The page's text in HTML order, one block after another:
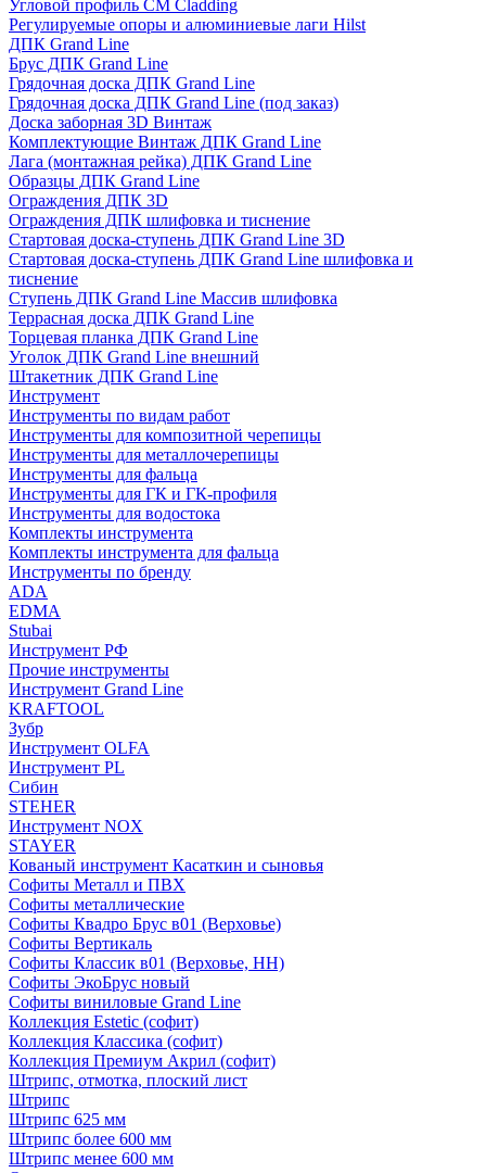
Угловой профиль CM Cladding
Регулируемые опоры и алюминиевые лаги Hilst
ДПК Grand Line
Брус ДПК Grand Line
Грядочная доска ДПК Grand Line
Грядочная доска ДПК Grand Line (под заказ)
Доска заборная 3D Винтаж
Комплектующие Винтаж ДПК Grand Line
Лага (монтажная рейка) ДПК Grand Line
Образцы ДПК Grand Line
Ограждения ДПК 3D
Ограждения ДПК шлифовка и тиснение
Стартовая доска-ступень ДПК Grand Line 3D
Стартовая доска-ступень ДПК Grand Line шлифовка и
тиснение
Ступень ДПК Grand Line Массив шлифовка
Террасная доска ДПК Grand Line
Торцевая планка ДПК Grand Line
Уголок ДПК Grand Line внешний
Штакетник ДПК Grand Line
Инструмент
Инструменты по видам работ
Инструменты для композитной черепицы
Инструменты для металлочерепицы
Инструменты для фальца
Инструменты для ГК и ГК-профиля
Инструменты для водостока
Комплекты инструмента
Комплекты инструмента для фальца
Инструменты по бренду
ADA
EDMA
Stubai
Инструмент РФ
Прочие инструменты
Инструмент Grand Line
KRAFTOOL
Зубр
Инструмент OLFA
Инструмент PL
Сибин
STEHER
Инструмент NOX
STAYER
Кованый инструмент Касаткин и сыновья
Софиты Металл и ПВХ
Софиты металлические
Софиты Квадро Брус в01 (Верховье)
Софиты Вертикаль
Софиты Классик в01 (Верховье, НН)
Софиты ЭкоБрус новый
Софиты виниловые Grand Line
Коллекция Estetic (софит)
Коллекция Классика (софит)
Коллекция Премиум Акрил (софит)
Штрипс, отмотка, плоский лист
Штрипс
Штрипс 625 мм
Штрипс более 600 мм
Штрипс менее 600 мм